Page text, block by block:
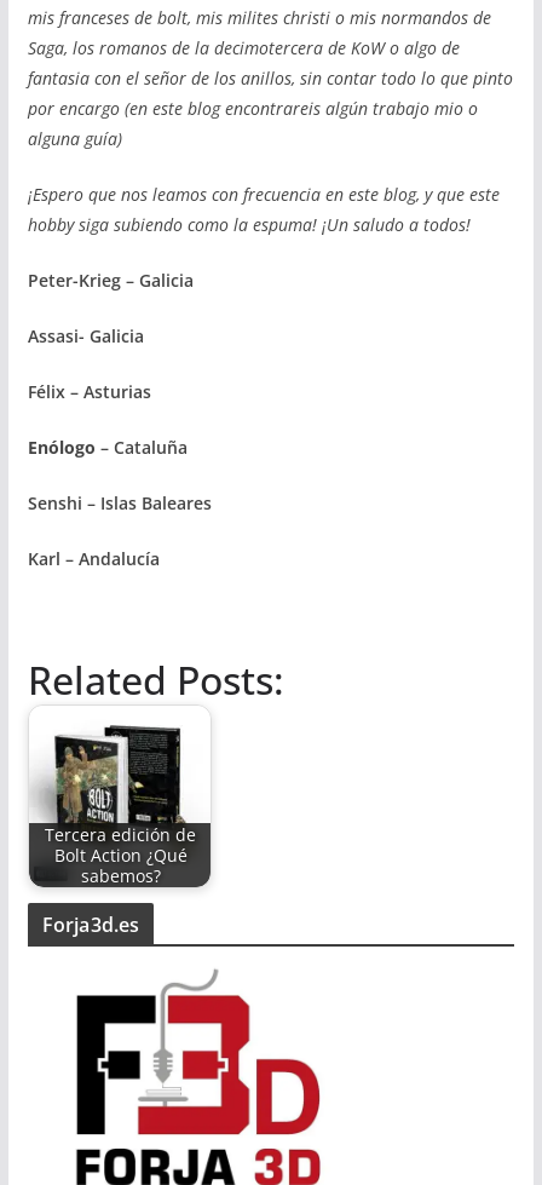
mis franceses de bolt, mis milites christi o mis normandos de
Saga, los romanos de la decimotercera de KoW o algo de
fantasia con el señor de los anillos, sin contar todo lo que pinto
por encargo (en este blog encontrareis algún trabajo mio o
alguna guía)
¡Espero que nos leamos con frecuencia en este blog, y que este
hobby siga subiendo como la espuma! ¡Un saludo a todos!
Peter-Krieg – Galicia
Assasi- Galicia
Félix – Asturias
Enólogo – Cataluña
Senshi – Islas Baleares
Karl – Andalucía
Related Posts:
Tercera edición de
Bolt Action ¿Qué
sabemos?
Forja3d.es